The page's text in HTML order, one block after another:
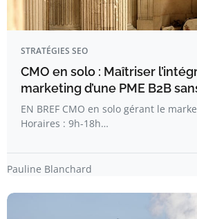
STRATÉGIES SEO
CMO en solo : Maîtriser
marketing d’une PME B2B
EN BREF CMO en solo gérant le
Horaires : 9h-18h…
Pauline Blanchard